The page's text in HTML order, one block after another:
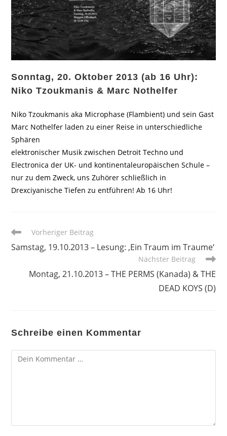
Sonntag, 20. Oktober 2013 (ab 16 Uhr):
Niko Tzoukmanis & Marc Nothelfer
Niko Tzoukmanis aka Microphase (Flambient) und sein Gast
Marc Nothelfer laden zu einer Reise in unterschiedliche
Sphären
elektronischer Musik zwischen Detroit Techno und
Electronica der UK- und kontinentaleuropäischen Schule –
nur zu dem Zweck, uns Zuhörer schließlich in
Drexciyanische Tiefen zu entführen! Ab 16 Uhr!
Weitere
ansehen
Vorheriger Beitrag
Samstag, 19.10.2013 – Lesung: ‚Ein Traum im Traume‘
Nächster Beitrag
Montag, 21.10.2013 – THE PERMS (Kanada) & THE
DEAD KOYS (D)
Schreibe einen Kommentar
Kommentar